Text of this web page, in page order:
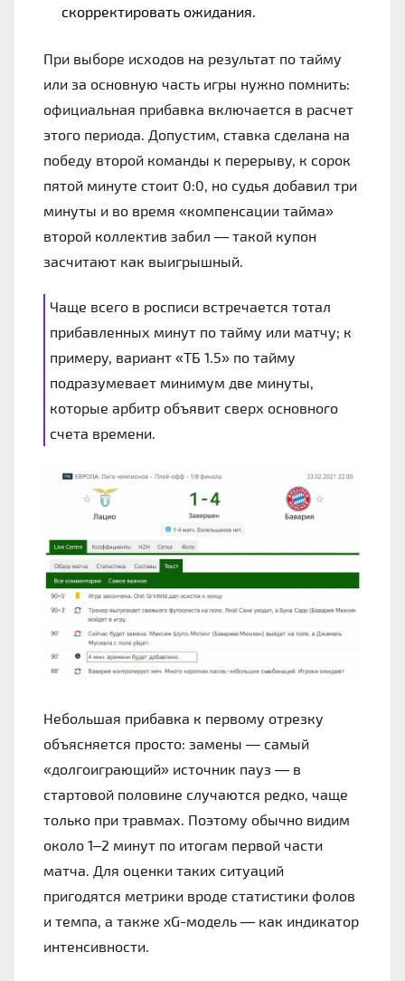
скорректировать ожидания.
При выборе исходов на результат по тайму
или за основную часть игры нужно помнить:
официальная прибавка включается в расчет
этого периода. Допустим, ставка сделана на
победу второй команды к перерыву, к сорок
пятой минуте стоит 0:0, но судья добавил три
минуты и во время «компенсации тайма»
второй коллектив забил — такой купон
засчитают как выигрышный.
Чаще всего в росписи встречается тотал
прибавленных минут по тайму или матчу; к
примеру, вариант «ТБ 1.5» по тайму
подразумевает минимум две минуты,
которые арбитр объявит сверх основного
счета времени.
Небольшая прибавка к первому отрезку
объясняется просто: замены — самый
«долгоиграющий» источник пауз — в
стартовой половине случаются редко, чаще
только при травмах. Поэтому обычно видим
около 1–2 минут по итогам первой части
матча. Для оценки таких ситуаций
пригодятся метрики вроде статистики фолов
и темпа, а также xG-модель — как индикатор
интенсивности.